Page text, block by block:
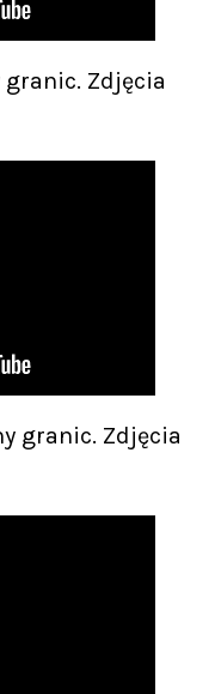
Zdjęcia
granic. Zdjęcia